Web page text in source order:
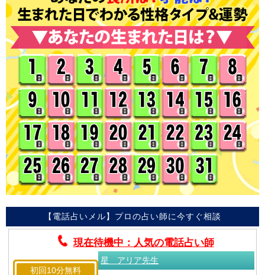
【電話占いメル】プロの占い師に今すぐ相談
現在待機中：人気の電話占い師
初回10分無料
星 アリア先生